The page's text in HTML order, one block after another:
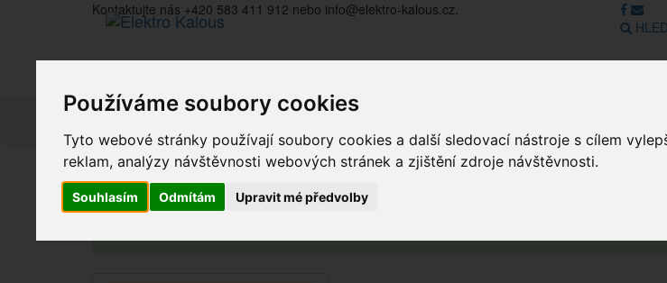
Používáme soubory cookies
Tyto webové stránky používají soubory cookies a další sledovací nástroje s cílem
reklam, analýzy návštěvnosti webových stránek a zjištění zdroje návštěvnosti.
Souhlasím Odmítám Upravit mé předvolby
Kontaktujte nás +420 583 411 912 nebo info@elektro-kalous.cz.